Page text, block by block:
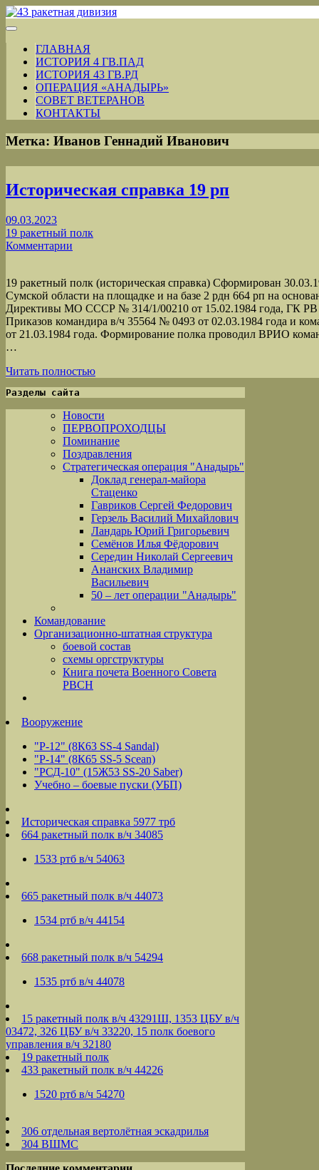
ГЛАВНАЯ
ИСТОРИЯ 4 ГВ.ПАД
ИСТОРИЯ 43 ГВ.РД
ОПЕРАЦИЯ «АНАДЫРЬ»
СОВЕТ ВЕТЕРАНОВ
КОНТАКТЫ
Метка: Иванов Геннадий Иванович
Историческая справка 19 рп
09.03.2023
19 ракетный полк
Комментарии
19 ракетный полк (историческая справка) Сформирован
Сумской области на площадке и на базе 2 рдн 664 рп на
Директивы МО СССР № 314/1/00210 от 15.02.1984 года, ГК РВ
Приказов командира в/ч 35564 № 0493 от 02.03.1984 года и
от 21.03.1984 года. Формирование полка проводил ВРИО
…
Читать полностью
Разделы сайта
Новости
ПЕРВОПРОХОДЦЫ
Поминание
Поздравления
Стратегическая операция "Анадырь"
Доклад генерал-майора
Стаценко
Гавриков Сергей Федорович
Герзель Василий Михайлович
Ландарь Юрий Григорьевич
Семёнов Илья Фёдорович
Середин Николай Сергеевич
Ананских Владимир
Васильевич
50 – лет операции "Анадырь"
Командование
Организационно-штатная структура
боевой состав
схемы оргструктуры
Книга почета Военного Совета
РВСН
Вооружение
"Р-12" (8К63 SS-4 Sandal)
"Р-14" (8К65 SS-5 Scean)
"РСД-10" (15Ж53 SS-20 Saber)
Учебно – боевые пуски (УБП)
Историческая справка 5977 трб
664 ракетный полк в/ч 34085
1533 ртб в/ч 54063
665 ракетный полк в/ч 44073
1534 ртб в/ч 44154
668 ракетный полк в/ч 54294
1535 ртб в/ч 44078
15 ракетный полк в/ч 43291Ш, 1353 ЦБУ в/ч
03472, 326 ЦБУ в/ч 33220, 15 полк боевого
управления в/ч 32180
19 ракетный полк
433 ракетный полк в/ч 44226
1520 ртб в/ч 54270
306 отдельная вертолётная эскадрилья
304 ВШМС